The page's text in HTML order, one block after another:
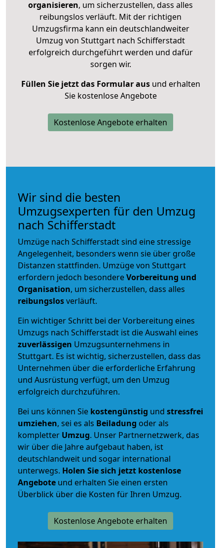
organisieren, um sicherzustellen, dass alles
reibungslos verläuft. Mit der richtigen
Umzugsfirma kann ein deutschlandweiter
Umzug von Stuttgart nach Schifferstadt
erfolgreich durchgeführt werden und dafür
sorgen wir.
Füllen Sie jetzt das Formular ausund erhalten
Sie kostenlose Angebote
Kostenlose Angebote erhalten
Wir sind die besten
Umzugsexperten für den Umzug
nach Schifferstadt
Umzüge nach Schifferstadt sind eine stressige
Angelegenheit, besonders wenn sie über große
Distanzen stattfinden. Umzüge von Stuttgart
erfordern jedoch besondereVorbereitung und
Organisation, um sicherzustellen, dass alles
reibungslosverläuft.
Ein wichtiger Schritt bei der Vorbereitung eines
Umzugs nach Schifferstadt ist die Auswahl eines
zuverlässigen Umzugsunternehmens in
Stuttgart. Es ist wichtig, sicherzustellen, dass das
Unternehmen über die erforderliche Erfahrung
und Ausrüstung verfügt, um den Umzug
erfolgreich durchzuführen.
Bei uns können Sie kostengünstig und stressfrei
umziehen, sei es als Beiladung oder als
kompletter Umzug. Unser Partnernetzwerk, das
wir über die Jahre aufgebaut haben, ist
deutschlandweit und sogar international
unterwegs. Holen Sie sich jetzt kostenlose
Angebote und erhalten Sie einen ersten
Überblick über die Kosten für Ihren Umzug.
Kostenlose Angebote erhalten